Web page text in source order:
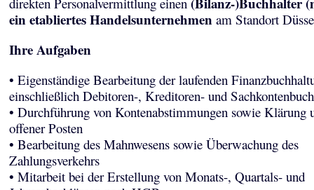
ein etabliertes Handelsunternehmenam Standort
Ihre Aufgaben
• Eigenständige Bearbeitung der laufenden
einschließlich Debitoren-, Kreditoren- und
• Durchführung von Kontenabstimmungen sowie Klärung
offener Posten
• Bearbeitung des Mahnwesens sowie Überwachung des
Zahlungsverkehrs
• Mitarbeit bei der Erstellung von Monats-, Quartals- und